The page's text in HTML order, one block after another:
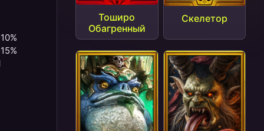
Тоширо
Обагренный
Скелетор